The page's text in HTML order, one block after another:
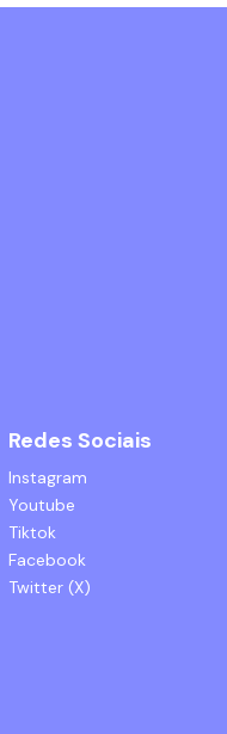
Redes Sociais
Instagram
Youtube
Tiktok
Facebook
Twitter (X)